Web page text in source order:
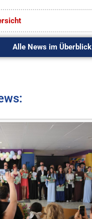
Alle News im Überblick